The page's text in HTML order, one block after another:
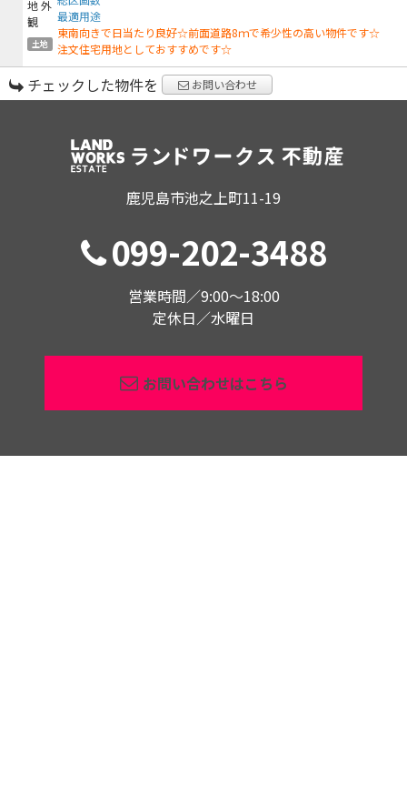
土地
最適用途
東南向きで日当たり良好☆前面道路8ｍで希少性の高い物件です☆
注文住宅用地としておすすめです☆
チェックした物件を お問い合わせ
鹿児島市池之上町11-19
099-202-3488
営業時間／9:00〜18:00
定休日／水曜日
お問い合わせはこちら